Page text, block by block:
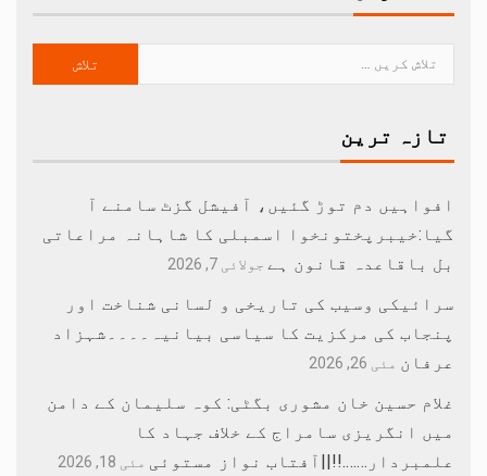
تازہ ترین
افواہیں دم توڑ گئیں، آفیشل گزٹ سامنے آ
گیا:خیبرپختونخوا اسمبلی کا شاہانہ مراعاتی
بل باقاعدہ قانون ہے جولائی 7, 2026
سرائیکی وسیب کی تاریخی و لسانی شناخت اور
پنجاب کی مرکزیت کا سیاسی بیانیہ۔۔۔۔شہزاد
عرفان مئی 26, 2026
غلام حسین خان مشوری بگٹی: کوہ سلیمان کے دامن
میں انگریزی سامراج کے خلاف جہاد کا
علمبردار…….!!||آفتاب نواز مستوئی مئی 18, 2026